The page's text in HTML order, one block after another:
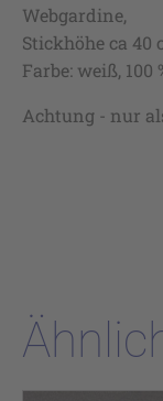
Webgardine,
Stickhöhe ca 40
Farbe: weiß, 100
Achtung - nur